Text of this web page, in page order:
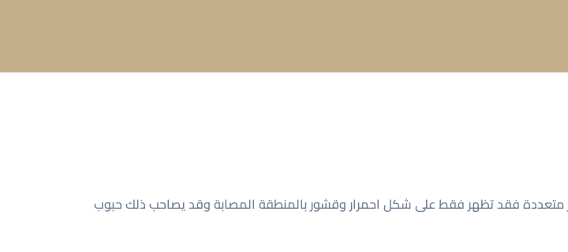
متعددة فقد تظهر فقط على شكل احمرار وقشور بالمنطقة المصابة وقد يصاحب ذلك حبوب